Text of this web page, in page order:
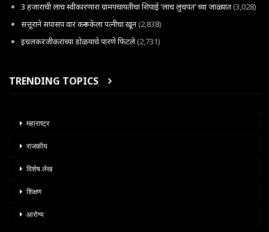
3 हजाराची लाच स्वीकारणारा ग्रामपंचायतीचा शिपाई ‘लाच लुचपत’ च्या जाळ्यात(3,028)
सत्तूराने सपासप वार करून केला पत्नीचा खून(2,838)
इचलकरंजीकरांच्या डोळयाचे पारणे फिटले(2,731)
TRENDING TOPICS
महाराष्ट्र
राजकीय
विशेष लेख
शिक्षण
आरोग्य